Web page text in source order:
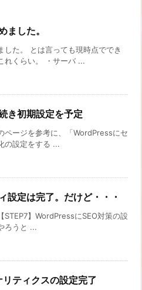
ました。
した。 とは言っても現時点ででき
れくらい。 ・サーバ ...
き初期設定を予定
ページを参考に、「WordPressにセ
の設定をする ...
設定は完了。だけど・・・
STEP7】WordPressにSEO対策の設
ろうと ...
ティクスの設定完了